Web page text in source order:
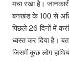
मचा रखा है।
बनखंड के 100 से
पिछले 26 दिनों में
ध्वस्त कर दिया है।
जिसमें कुछ लोग